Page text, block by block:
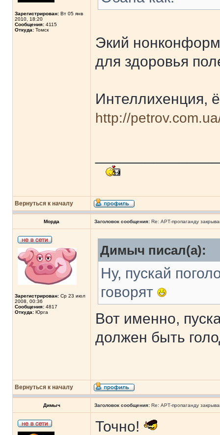
Зарегистрирован: Вт 05 янв
2010, 18:20
Сообщения: 4115
Откуда: Томск
Экий
для здоровья
Интеллихенция,
http://
Вернуться к началу
Морда Заголовок сообщения: Re: АРТ-пропаганду
Зарегистрирован: Ср 23 июл
2008, 00:36
Сообщения: 4817
Откуда: Юрга
Димыч писал(а):
Ну, пускай
говорят
Вот именно,
должен быть
Вернуться к началу
Димыч Заголовок сообщения: Re: АРТ-пропаганду
Точно!